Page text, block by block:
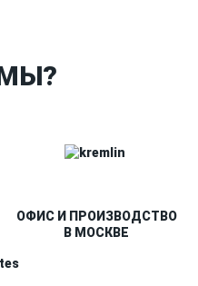
ОФИС И ПРОИЗВОДСТВО
В МОСКВЕ